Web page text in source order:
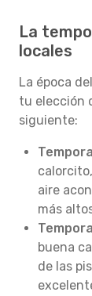
La
locales
La época
tu elección
siguiente:
aire
más
buena
de las